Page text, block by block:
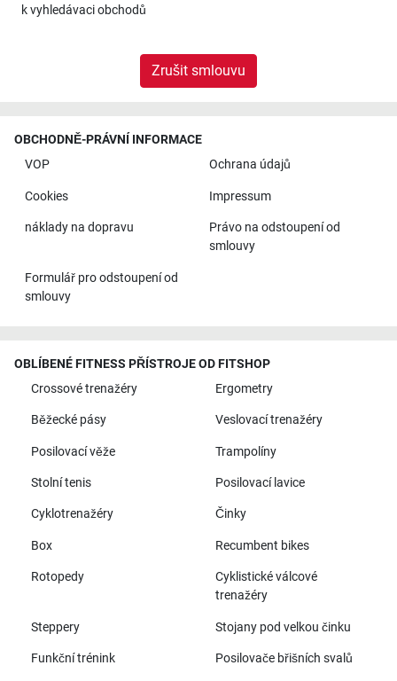
kvyhledávaci obchodů
Zrušit smlouvu
OBCHODNĚ-PRÁVNÍ INFORMACE
VOP
Ochrana údajů
Cookies Impressum
náklady na dopravu
Právo na odstoupení od
smlouvy
Formulář pro odstoupení od
smlouvy
OBLÍBENÉ FITNESS PŘÍSTROJE OD FITSHOP
Crossové trenažéry
Ergometry
Běžecké pásy Veslovací trenažéry
Posilovací věže Trampolíny
Stolní tenis Posilovací lavice
Cyklotrenažéry Činky
Box Recumbent bikes
Rotopedy
Cyklistické válcové
trenažéry
Steppery Stojany pod velkou činku
Funkční trénink Posilovače břišních svalů